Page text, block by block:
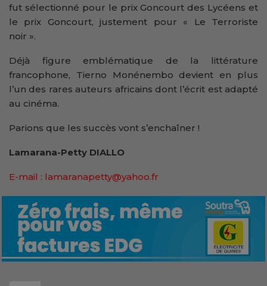
fut sélectionné pour le prix Goncourt des Lycéens et
le prix Goncourt, justement pour « Le Terroriste
noir ».
Déjà figure emblématique de la littérature
francophone, Tierno Monénembo devient en plus
l’un des rares auteurs africains dont l’écrit est adapté
au cinéma.
Parions que les succès vont s’enchaîner !
Lamarana-Petty DIALLO
E-mail : lamaranapetty@yahoo.fr